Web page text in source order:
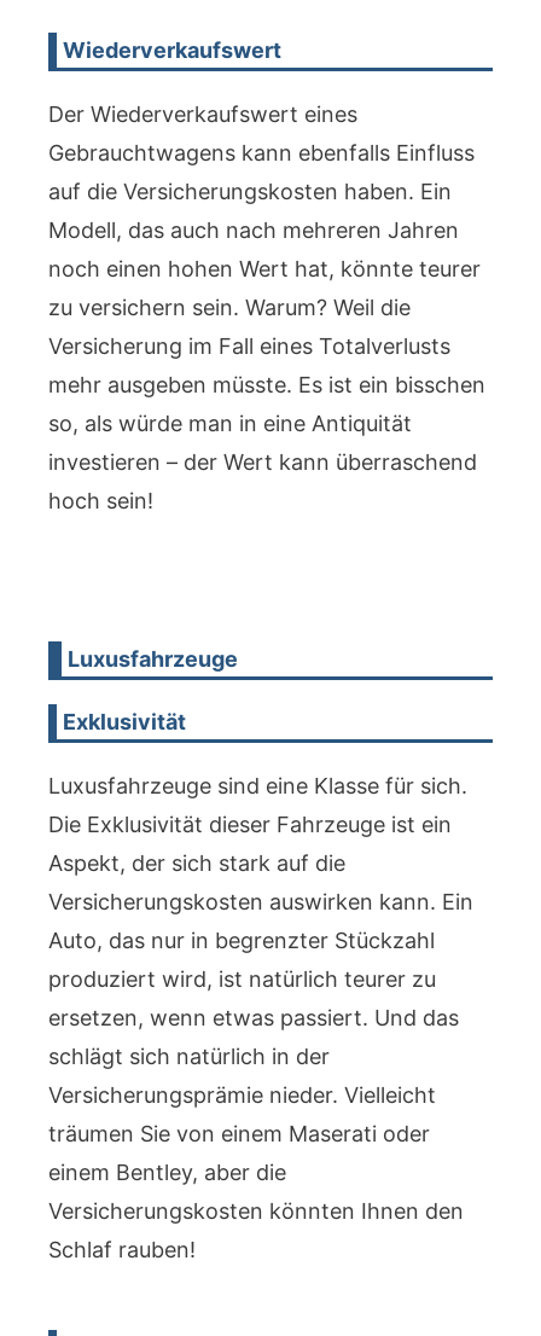
Wiederverkaufswert
Der Wiederverkaufswert eines
Gebrauchtwagens kann ebenfalls Einfluss
auf die Versicherungskosten haben. Ein
Modell, das auch nach mehreren Jahren
noch einen hohen Wert hat, könnte teurer
zu versichern sein. Warum? Weil die
Versicherung im Fall eines Totalverlusts
mehr ausgeben müsste. Es ist ein bisschen
so, als würde man in eine Antiquität
investieren – der Wert kann überraschend
hoch sein!
Luxusfahrzeuge
Exklusivität
Luxusfahrzeuge sind eine Klasse für sich.
Die Exklusivität dieser Fahrzeuge ist ein
Aspekt, der sich stark auf die
Versicherungskosten auswirken kann. Ein
Auto, das nur in begrenzter Stückzahl
produziert wird, ist natürlich teurer zu
ersetzen, wenn etwas passiert. Und das
schlägt sich natürlich in der
Versicherungsprämie nieder. Vielleicht
träumen Sie von einem Maserati oder
einem Bentley, aber die
Versicherungskosten könnten Ihnen den
Schlaf rauben!